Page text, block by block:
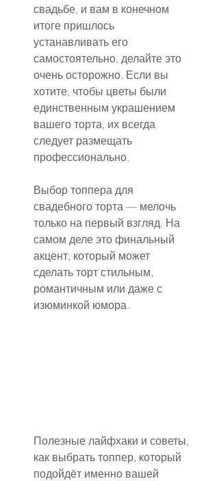
свадьбе, и вам в конечном
итоге пришлось
устанавливать его
самостоятельно, делайте это
очень осторожно. Если вы
хотите, чтобы цветы были
единственным украшением
вашего торта, их всегда
следует размещать
профессионально.
Выбор топпера для
свадебного торта — мелочь
только на первый взгляд. На
самом деле это финальный
акцент, который может
сделать торт стильным,
романтичным или даже с
изюминкой юмора.
Полезные лайфхаки и советы,
как выбрать топпер, который
подойдёт именно вашей